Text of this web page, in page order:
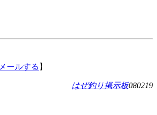
メールする 】
はぜ釣り掲示板080219